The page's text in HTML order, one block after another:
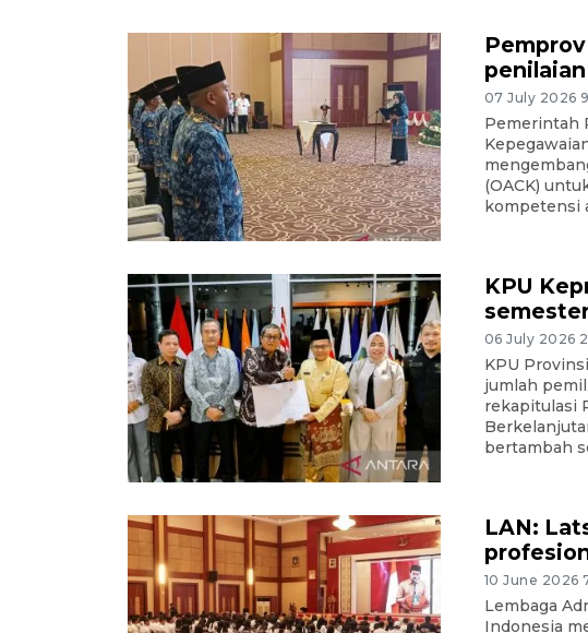
07 July 2026
Pemerintah
(OACK)
kompetensi
KPU
06 July 2026
KPU
jumlah
rekapitulasi
bertambah
LAN:
10 June 2026
Lembaga
Indonesia